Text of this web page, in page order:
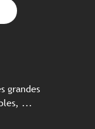
grandes
...